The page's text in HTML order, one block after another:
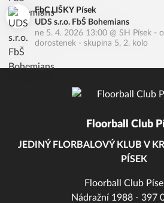
FbC LIŠKY Písek
UDS s.r.o. FbŠ Bohemians
ne 5. 4. 2026 13:00 @ SH Písek -
dorostenek - skupina 5, 2. kolo
Floorball Club
JEDINÝ FLORBALOVÝ KLUB V
PÍSEK
Floorball Club
Nádražní 1988 - 397